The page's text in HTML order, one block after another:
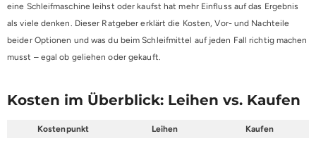
eine Schleifmaschine leihst oder kaufst hat mehr Einfluss auf das Ergebnis
als viele denken. Dieser Ratgeber erklärt die Kosten, Vor- und Nachteile
beider Optionen und was du beim Schleifmittel auf jeden Fall richtig machen
musst – egal ob geliehen oder gekauft.
Kosten im Überblick: Leihen vs. Kaufen
Kostenpunkt Leihen Kaufen